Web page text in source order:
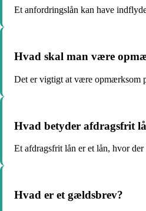
Et anfordringslån kan have
Hvad skal man være
Det er vigtigt at være opmærksom
Hvad betyder afdragsfrit
Et afdragsfrit lån er et lån, hvor
Hvad er et gældsbrev?